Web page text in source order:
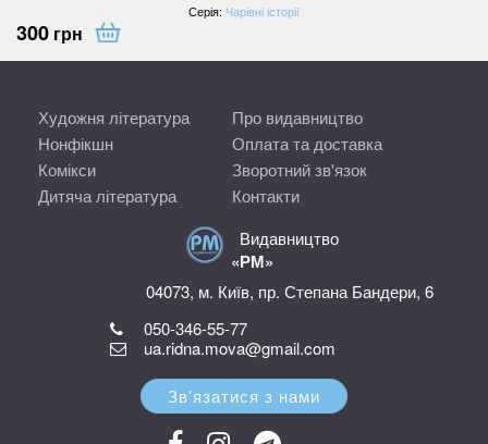
Серія: Чарівні історії
300 грн
Художня література
Нонфікшн
Комікси
Дитяча література
Про видавництво
Оплата та доставка
Зворотний зв'язок
Контакти
Видавництво
«РМ»
04073, м. Київ, пр. Степана Бандери, 6
050-346-55-77
ua.ridna.mova@gmail.com
Зв’язатися з нами